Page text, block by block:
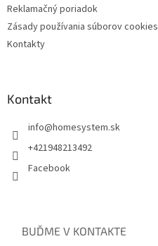
Reklamačný poriadok
Zásady používania súborov cookies
Kontakty
Kontakt
info@homesystem.sk
+421948213492
Facebook
BUĎME V KONTAKTE